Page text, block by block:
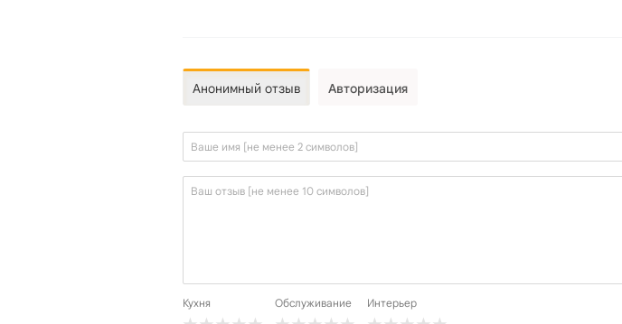
Анонимный отзыв Авторизация
Кухня Обслуживание Интерьер